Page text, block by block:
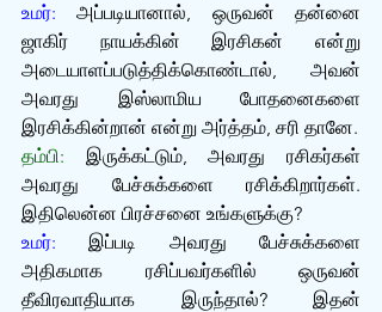
உமர்: அப்படியானால், ஒருவன் தன்னை
ஜாகிர் நாயக்கின் இரசிகன் என்று
அடையாளப்படுத்திக்கொண்டால், அவன்
அவரது இஸ்லாமிய போதனைகளை
இரசிக்கின்றான் என்று அர்த்தம், சரி தானே.
தம்பி: இருக்கட்டும், அவரது ரசிகர்கள்
அவரது பேச்சுக்களை ரசிக்கிறார்கள்.
இதிலென்ன பிரச்சனை உங்களுக்கு?
உமர்: இப்படி அவரது பேச்சுக்களை
அதிகமாக ரசிப்பவர்களில் ஒருவன்
தீவிரவாதியாக இருந்தால்? இதன்